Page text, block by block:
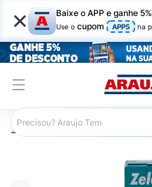
× Baixe o APP e ganhe
Use o cupom APP5 na
Araujo Pet Shop